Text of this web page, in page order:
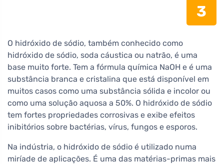
3
O hidróxido de sódio, também conhecido como
hidróxido de sódio, soda cáustica ou natrão, é uma
base muito forte. Tem a fórmula química NaOH e é uma
substância branca e cristalina que está disponível em
muitos casos como uma substância sólida e incolor ou
como uma solução aquosa a 50%. O hidróxido de sódio
tem fortes propriedades corrosivas e exibe efeitos
inibitórios sobre bactérias, vírus, fungos e esporos.
Na indústria, o hidróxido de sódio é utilizado numa
miríade de aplicações. É uma das matérias-primas mais